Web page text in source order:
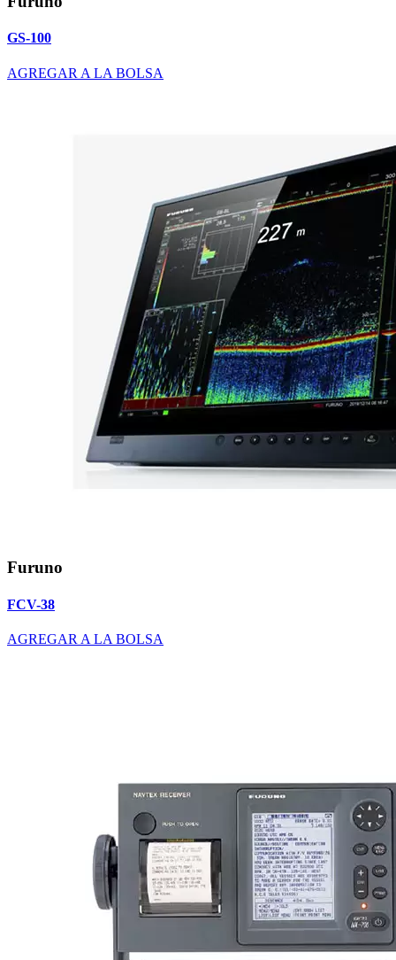
GS-100
AGREGAR A LA BOLSA
Furuno
FCV-38
AGREGAR A LA BOLSA